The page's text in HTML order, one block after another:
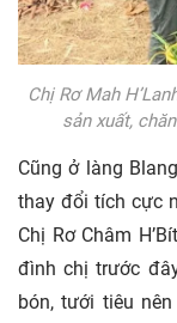
Chị Rơ Mah
sản xuất,
Cũng ở làng
thay đổi tích cực
Chị Rơ Châm
đình chị trước
bón, tưới tiêu